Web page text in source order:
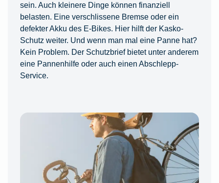
sein. Auch kleinere Dinge können finanziell
belasten. Eine verschlissene Bremse oder ein
defekter Akku des E-Bikes. Hier hilft der Kasko-
Schutz weiter. Und wenn man mal eine Panne hat?
Kein Problem. Der Schutzbrief bietet unter anderem
eine Pannenhilfe oder auch einen Abschlepp-
Service.